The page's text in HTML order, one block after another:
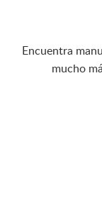
Encuentra
mucho